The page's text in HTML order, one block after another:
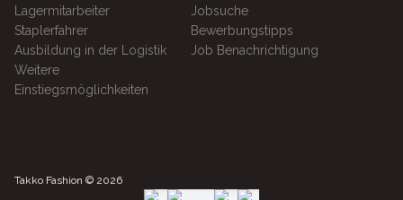
Lagermitarbeiter
Staplerfahrer
Ausbildung in der Logistik
Weitere
Einstiegsmöglichkeiten
Jobsuche
Bewerbungstipps
Job Benachrichtigung
Takko Fashion © 2026